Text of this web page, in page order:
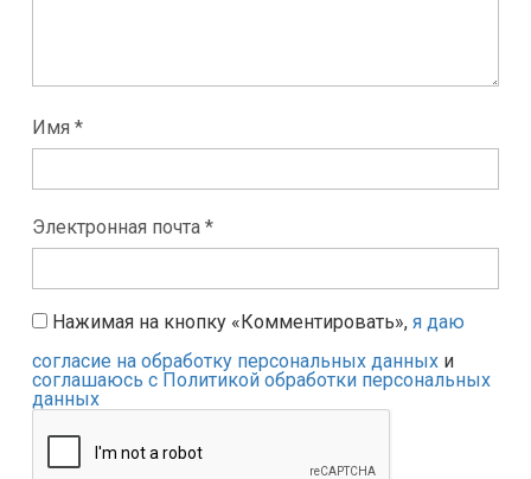
Имя *
Электронная почта *
Нажимая на кнопку «Комментировать», я даю
согласие на обработку персональных данных и
соглашаюсь с Политикой обработки персональных
данных